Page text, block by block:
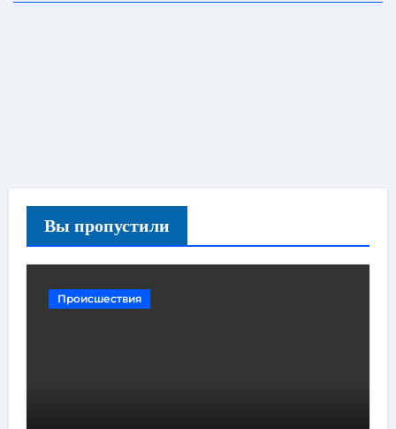
Вы пропустили
Происшествия